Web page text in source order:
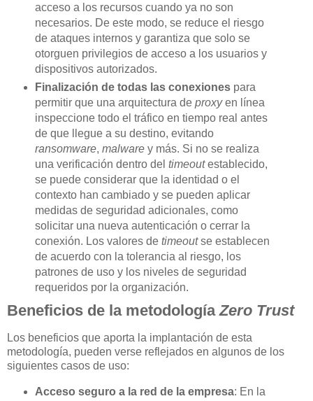
acceso a los recursos cuando ya no son
necesarios. De este modo, se reduce el riesgo
de ataques internos y garantiza que solo se
otorguen privilegios de acceso a los usuarios y
dispositivos autorizados.
Finalización de todas las conexiones para
permitir que una arquitectura de proxyen línea
inspeccione todo el tráfico en tiempo real antes
de que llegue a su destino, evitando
ransomware, malwarey más. Si no se realiza
una verificación dentro del timeoutestablecido,
se puede considerar que la identidad o el
contexto han cambiado y se pueden aplicar
medidas de seguridad adicionales, como
solicitar una nueva autenticación o cerrar la
conexión. Los valores de timeoutse establecen
de acuerdo con la tolerancia al riesgo, los
patrones de uso y los niveles de seguridad
requeridos por la organización.
Beneficios de la metodologíaZero Trust
Los beneficios que aporta la implantación de esta
metodología, pueden verse reflejados en algunos de los
siguientes casos de uso:
Acceso seguro a la red de la empresa: En la